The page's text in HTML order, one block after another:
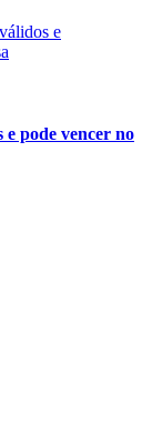
e pode vencer no